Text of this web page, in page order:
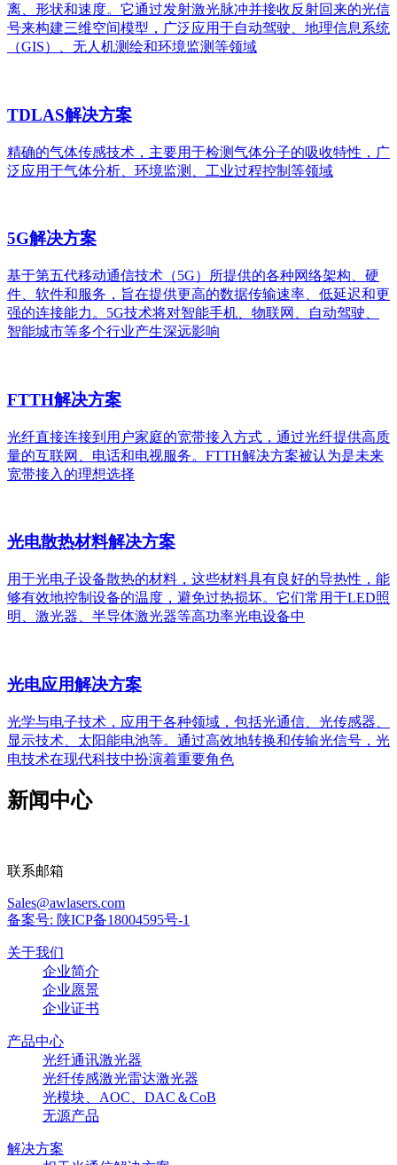
离、形状和速度。它通过发射激光脉冲并接收反射回来的光信
号来构建三维空间模型，广泛应用于自动驾驶、地理信息系统
（GIS）、无人机测绘和环境监测等领域
TDLAS解决方案
精确的气体传感技术，主要用于检测气体分子的吸收特性，广
泛应用于气体分析、环境监测、工业过程控制等领域
5G解决方案
基于第五代移动通信技术（5G）所提供的各种网络架构、硬
件、软件和服务，旨在提供更高的数据传输速率、低延迟和更
强的连接能力。5G技术将对智能手机、物联网、自动驾驶、
智能城市等多个行业产生深远影响
FTTH解决方案
光纤直接连接到用户家庭的宽带接入方式，通过光纤提供高质
量的互联网、电话和电视服务。FTTH解决方案被认为是未来
宽带接入的理想选择
光电散热材料解决方案
用于光电子设备散热的材料，这些材料具有良好的导热性，能
够有效地控制设备的温度，避免过热损坏。它们常用于LED照
明、激光器、半导体激光器等高功率光电设备中
光电应用解决方案
光学与电子技术，应用于各种领域，包括光通信、光传感器、
显示技术、太阳能电池等。通过高效地转换和传输光信号，光
电技术在现代科技中扮演着重要角色
新闻中心
联系邮箱
Sales@awlasers.com
备案号: 陕ICP备18004595号-1
关于我们
企业简介
企业愿景
企业证书
产品中心
光纤通讯激光器
光纤传感激光雷达激光器
光模块、AOC、DAC＆CoB
无源产品
解决方案